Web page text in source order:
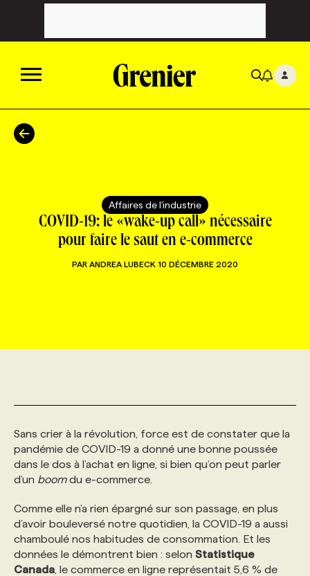
ACTUALITÉS
TOUTES LES CATÉGORIES
CAMPAGNES ET CRÉATIVITÉ
NOUVEAUX MANDATS
INITIATIVES NUMÉRIQUES
PRIX ET DISTINCTIONS
TENDANCES
CHRONIQUES
TOUTES LES CHRONIQUES
MARKETING DURABLE
GEO/SEO
ÉVÉNEMENTIEL
NOS AUTEUR‧RICES
FORFAITS ABONNEMENT
VOIR TOUTES LES PARUTIONS
INFOLETTRES
INFOLETTRE EN BREF
BULLETIN RECRUTEMENT
ANNONCEZ AVEC NOUS
AFFICHEZ UN POSTE / TARIFS
PROFIL ENTREPRISE
FAQ
ANNONCEZ AVEC NOUS
CANDIDAT
PROFIL CANDIDAT
NOS CONFÉRENCES
ANNONCEZ AVEC NOUS
FORMATIONS
NOS PARCOURS DE FORMATIONS
FORMATIONS PERSONNALISÉES
NOS FORMATEUR‧RICES
POURQUOI CHOISIR NOS FORMATIONS
SERVICE DE CHASSE DE TÊTE
NOS TARIFS
NOS EXPERTISES
FAQ
Affaires de l'industrie
COVID-19: le «wake-up call» nécessaire
pour faire le saut en e-commerce
PAR ANDREA LUBECK 10 DÉCEMBRE 2020
Sans crier à la révolution, force est de constater que la
pandémie de COVID-19 a donné une bonne poussée
dans le dos à l’achat en ligne, si bien qu’on peut parler
d’un boomdu e-commerce.
Comme elle n’a rien épargné sur son passage, en plus
d’avoir bouleversé notre quotidien, la COVID-19 a aussi
chamboulé nos habitudes de consommation. Et les
données le démontrent bien : selon Statistique
Canada , le commerce en ligne représentait 5,6 % de